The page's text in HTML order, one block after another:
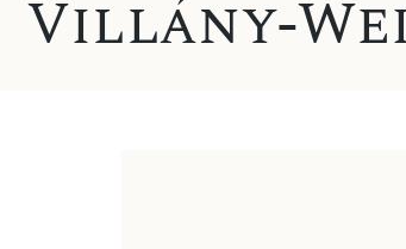
Villány-